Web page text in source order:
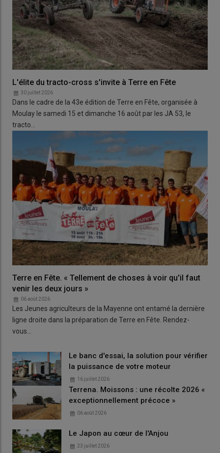
L'élite du tracto-cross s'invite à Terre en Fête
30 juillet 2026
Dans le cadre de la 43e édition de Terre en Fête, organisée à
Moulay le samedi 15 et dimanche 16 août par les JA 53, le
tracto…
Terre en Fête. « Tellement de choses à voir qu'il faut
venir les deux jours »
06 août 2026
Les Jeunes agriculteurs de la Mayenne ont entamé la dernière
ligne droite dans la préparation de Terre en Fête. Rendez-
vous…
Le banc d'essai, la solution pour vérifier
la puissance de votre moteur
16 juillet 2026
Terrena. Moissons : une récolte 2026 «
exceptionnellement précoce »
06 août 2026
Le Japon au cœur de l'Anjou
23 juillet 2026